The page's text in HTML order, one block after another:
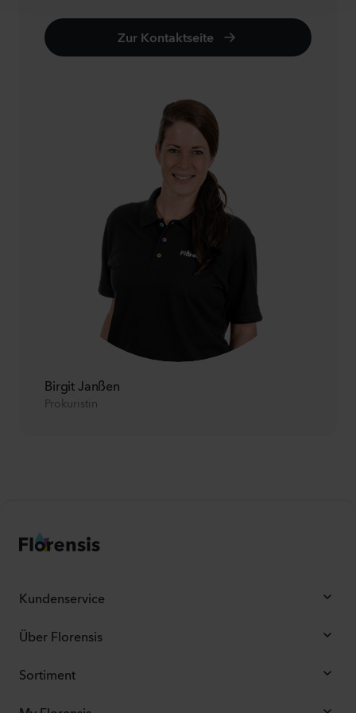
Zur Kontaktseite
Birgit Janßen
Prokuristin
Kundenservice
Über Florensis
Sortiment